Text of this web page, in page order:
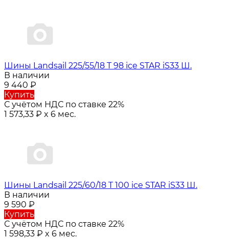
Шины Landsail 225/55/18 T 98 ice STAR iS33 Ш.
В наличии
9 440 ₽
Купить
С учётом НДС по ставке 22%
1 573,33 ₽ x 6 мес.
Шины Landsail 225/60/18 T 100 ice STAR iS33 Ш.
В наличии
9 590 ₽
Купить
С учётом НДС по ставке 22%
1 598,33 ₽ x 6 мес.